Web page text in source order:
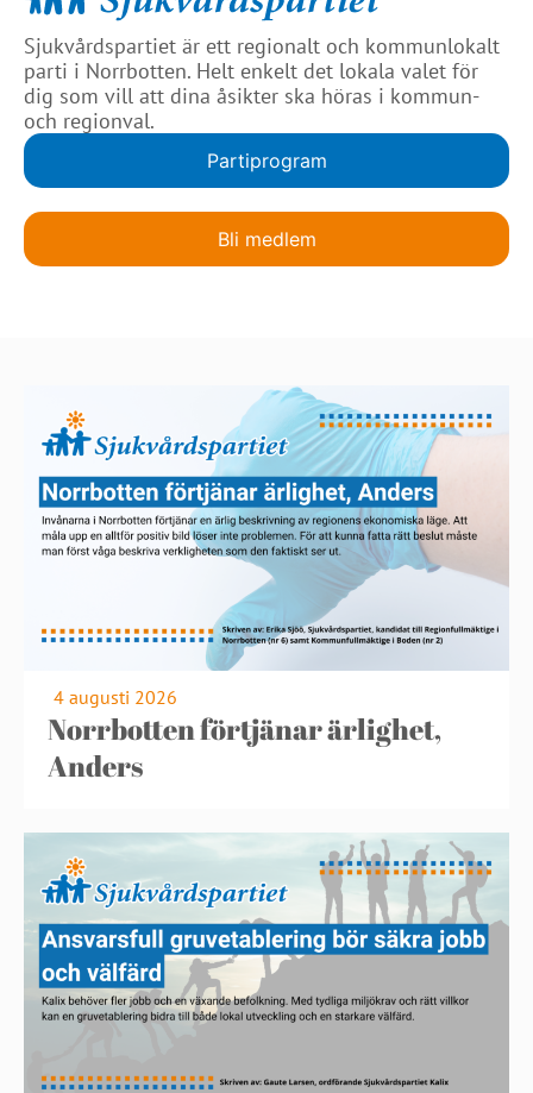
Sjukvårdspartiet är ett regionalt och kommunlokalt
parti i Norrbotten. Helt enkelt det lokala valet för
dig som vill att dina åsikter ska höras i kommun-
och regionval.
Partiprogram
Bli medlem
4 augusti 2026
Norrbotten förtjänar ärlighet,
Anders